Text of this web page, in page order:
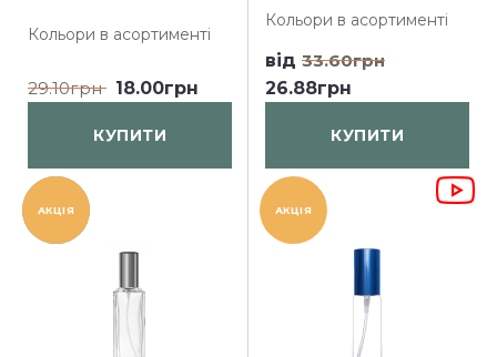
Кольори в асортименті
29.10грн 18.00грн
КУПИТИ
Кольори в асортименті
від 33.60грн
26.88грн
КУПИТИ
НОВИНКА
АКЦІЯ АКЦІЯ